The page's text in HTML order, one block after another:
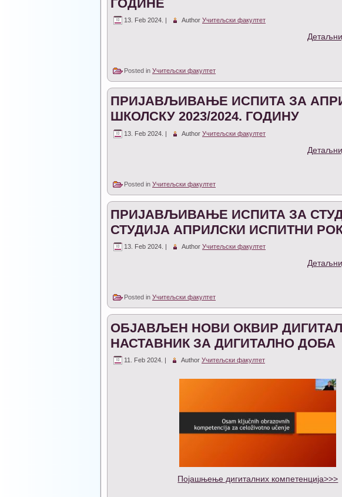
ГОДИНЕ
13. Feb 2024. | Author Учитељски факултет
Posted in Учитељски факултет
ПРИЈАВЉИВАЊЕ ИСПИТА ЗА
ШКОЛСКУ 2023/2024. ГОДИНУ
13. Feb 2024. | Author Учитељски факултет
Posted in Учитељски факултет
ПРИЈАВЉИВАЊЕ ИСПИТА ЗА
СТУДИЈА АПРИЛСКИ ИСПИТНИ
13. Feb 2024. | Author Учитељски факултет
Posted in Учитељски факултет
ОБЈАВЉЕН НОВИ ОКВИР
НАСТАВНИК ЗА ДИГИТАЛНО ДОБА
11. Feb 2024. | Author Учитељски факултет
Појашњење дигиталних компетенција>>>